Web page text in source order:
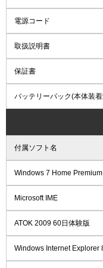
電源コード
取扱説明書
保証書
バッテリーパック(本体装
付属ソフト名
Windows 7 Home
Microsoft IME
ATOK 2009 60日体験版
Windows Internet Explorer